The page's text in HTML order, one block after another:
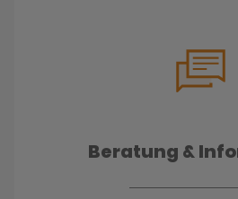
Beratung &